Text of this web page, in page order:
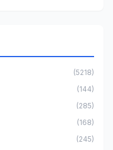
(5218)
(144)
(285)
(168)
(245)